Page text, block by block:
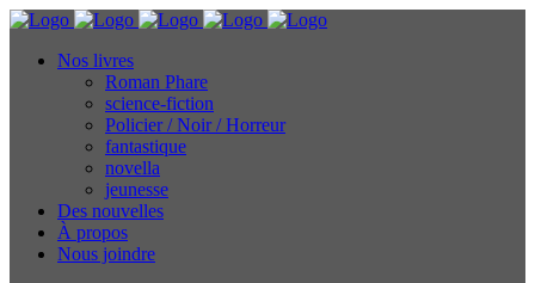
Nos livres
Roman Phare
science-fiction
Policier / Noir / Horreur
fantastique
novella
jeunesse
Des nouvelles
À propos
Nous joindre